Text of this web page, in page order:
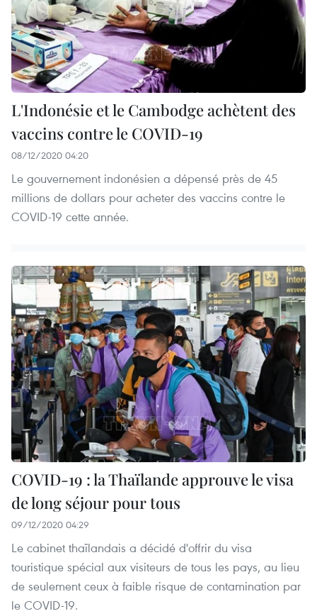
L'Indonésie et le Cambodge achètent des
vaccins contre le COVID-19
08/12/2020 04:20
Le gouvernement indonésien a dépensé près de 45
millions de dollars pour acheter des vaccins contre le
COVID-19 cette année.
COVID-19 : la Thaïlande approuve le visa
de long séjour pour tous
09/12/2020 04:29
Le cabinet thaïlandais a décidé d'offrir du visa
touristique spécial aux visiteurs de tous les pays, au lieu
de seulement ceux à faible risque de contamination par
le COVID-19.